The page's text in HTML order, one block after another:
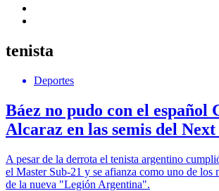
tenista
Deportes
Báez no pudo con el español
Alcaraz en las semis del
A pesar de la derrota el tenista argentino
el Master Sub-21 y se afianza como uno de los
de la nueva "Legión Argentina".